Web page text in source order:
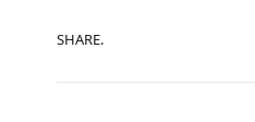
SHARE.